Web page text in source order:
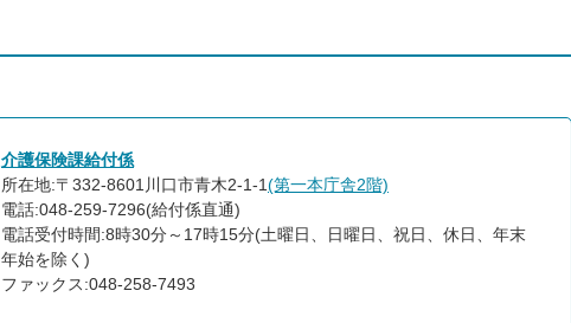
介護保険課給付係
所在地:〒332-8601川口市青木2-1-1(第一本庁舎2階)
電話:048-259-7296(給付係直通)
電話受付時間:8時30分～17時15分(土曜日、日曜日、祝日、休日、年末
年始を除く)
ファックス:048-258-7493